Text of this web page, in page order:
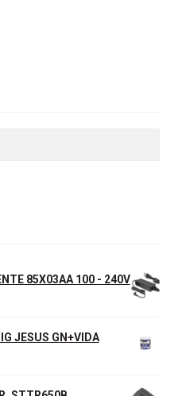
85X03AA 100 - 240V
JESUS GN+VIDA